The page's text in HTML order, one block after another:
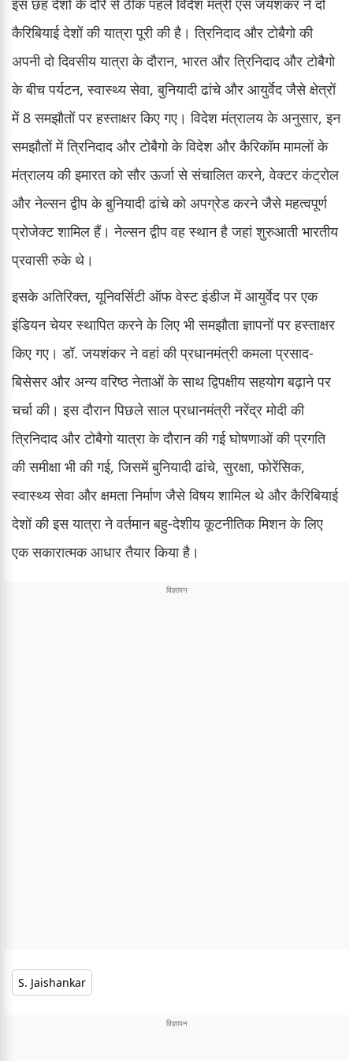
कैरिबियाई देशों की यात्रा पूरी की है। त्रिनिदाद और टोबैगो की
अपनी दो दिवसीय यात्रा के दौरान, भारत और त्रिनिदाद और टोबैगो
के बीच पर्यटन, स्वास्थ्य सेवा, बुनियादी ढांचे और आयुर्वेद जैसे क्षेत्रों
में 8 समझौतों पर हस्ताक्षर किए गए। विदेश मंत्रालय के अनुसार, इन
समझौतों में त्रिनिदाद और टोबैगो के विदेश और कैरिकॉम मामलों के
मंत्रालय की इमारत को सौर ऊर्जा से संचालित करने, वेक्टर कंट्रोल
और नेल्सन द्वीप के बुनियादी ढांचे को अपग्रेड करने जैसे महत्वपूर्ण
प्रोजेक्ट शामिल हैं। नेल्सन द्वीप वह स्थान है जहां शुरुआती भारतीय
प्रवासी रुके थे।
इसके अतिरिक्त, यूनिवर्सिटी ऑफ वेस्ट इंडीज में आयुर्वेद पर एक
इंडियन चेयर स्थापित करने के लिए भी समझौता ज्ञापनों पर हस्ताक्षर
किए गए। डॉ. जयशंकर ने वहां की प्रधानमंत्री कमला प्रसाद-
बिसेसर और अन्य वरिष्ठ नेताओं के साथ द्विपक्षीय सहयोग बढ़ाने पर
चर्चा की। इस दौरान पिछले साल प्रधानमंत्री नरेंद्र मोदी की
त्रिनिदाद और टोबैगो यात्रा के दौरान की गई घोषणाओं की प्रगति
की समीक्षा भी की गई, जिसमें बुनियादी ढांचे, सुरक्षा, फोरेंसिक,
स्वास्थ्य सेवा और क्षमता निर्माण जैसे विषय शामिल थे और कैरिबियाई
देशों की इस यात्रा ने वर्तमान बहु-देशीय कूटनीतिक मिशन के लिए
एक सकारात्मक आधार तैयार किया है।
S. Jaishankar